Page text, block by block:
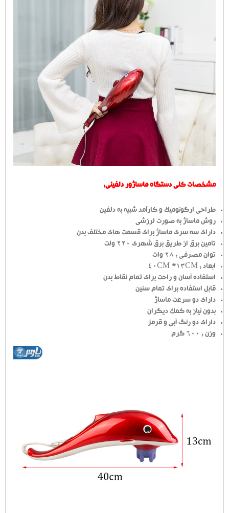
مشخصات کلی دستگاه ماساژور دلفینی:
طراحی ارگونومیک و کارآمد شبیه به دلفین
روش ماساژ به صورت لرزشی
دارای سه سری ماساژ برای قسمت های مختلف بدن
تامین برق از طریق برق شهری 220 ولت
توان مصرفی : 28 وات
ابعاد : 40CM *13CM
استفاده آسان و راحت برای تمام نقاط بدن
قابل استفاده برای تمام سنین
دارای دو سرعت ماساژ
بدون نیاز به کمک دیگران
دارای دو رنگ آبی و قرمز
وزن : 600 گرم